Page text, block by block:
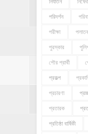
পরিদর্শন
পরীক্ষা
পুরস্কার
পৌর প্রার্থী
প্রকল্প
প্রচারণা
প্রতারক
প্রতিষ্ঠা বার্ষিকী